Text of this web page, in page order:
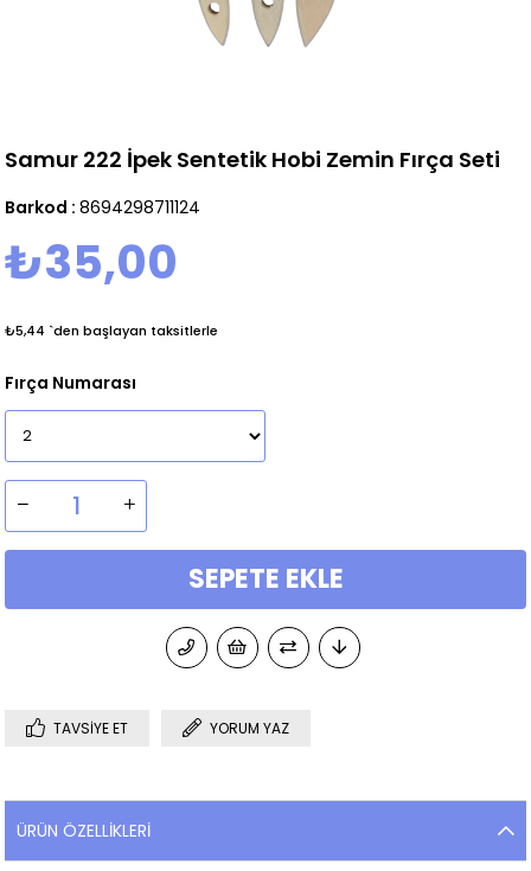
Samur 222 İpek Sentetik Hobi Zemin Fırça Seti
Barkod : 8694298711124
₺35,00
₺5,44 `den başlayan taksitlerle
Fırça Numarası
TAVSIYE ET YORUM YAZ
ÜRÜN ÖZELLIKLERI